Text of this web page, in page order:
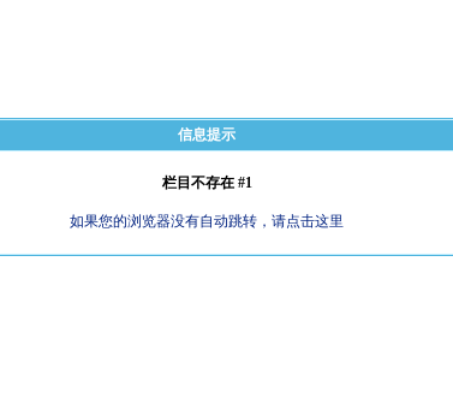
信息提示
栏目不存在 #1
如果您的浏览器没有自动跳转，请点击这里